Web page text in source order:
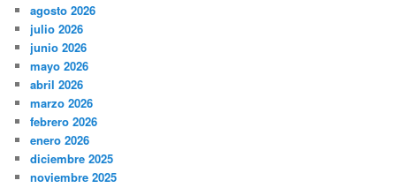
agosto 2026
julio 2026
junio 2026
mayo 2026
abril 2026
marzo 2026
febrero 2026
enero 2026
diciembre 2025
noviembre 2025